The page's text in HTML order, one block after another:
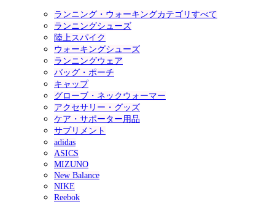
ランニング・ウォーキングカテゴリすべて
ランニングシューズ
陸上スパイク
ウォーキングシューズ
ランニングウェア
バッグ・ポーチ
キャップ
グローブ・ネックウォーマー
アクセサリー・グッズ
ケア・サポーター用品
サプリメント
adidas
ASICS
MIZUNO
New Balance
NIKE
Reebok